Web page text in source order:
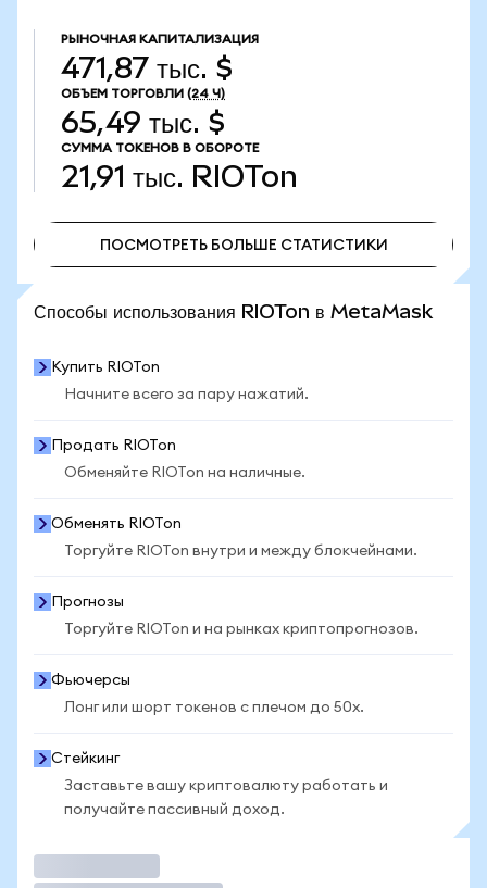
РЫНОЧНАЯ КАПИТАЛИЗАЦИЯ
471,87 тыс. $
ОБЪЕМ ТОРГОВЛИ (24 Ч)
65,49 тыс. $
СУММА ТОКЕНОВ В ОБОРОТЕ
21,91 тыс. RIOTon
ПОСМОТРЕТЬ БОЛЬШЕ СТАТИСТИКИ
Способы использования RIOTon в MetaMask
Купить RIOTon
Начните всего за пару нажатий.
Продать RIOTon
Обменяйте RIOTon на наличные.
Обменять RIOTon
Торгуйте RIOTon внутри и между блокчейнами.
Прогнозы
Торгуйте RIOTon и на рынках криптопрогнозов.
Фьючерсы
Лонг или шорт токенов с плечом до 50x.
Стейкинг
Заставьте вашу криптовалюту работать и
получайте пассивный доход.